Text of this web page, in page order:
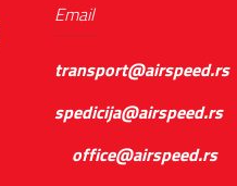
Email
transport@airspeed.rs
spedicija@airspeed.rs
office@airspeed.rs